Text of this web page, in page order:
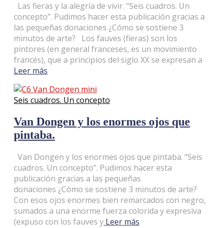
Las fieras y la alegría de vivir. “Seis cuadros. Un
concepto”. Pudimos hacer esta publicación gracias a
las pequeñas donaciones ¿Cómo se sostiene 3
minutos de arte? Los fauves (fieras) son los
pintores (en general franceses, es un movimiento
francés), que a principios del siglo XX se expresan a
Leer más
Seis cuadros. Un concepto
Van Dongen y los enormes ojos que
pintaba.
Van Dongen y los enormes ojos que pintaba. “Seis
cuadros. Un concepto”. Pudimos hacer esta
publicación gracias a las pequeñas
donaciones ¿Cómo se sostiene 3 minutos de arte?
Con esos ojos enormes bien remarcados con negro,
sumados a una enorme fuerza colorida y expresiva
(expuso con los fauves y Leer más